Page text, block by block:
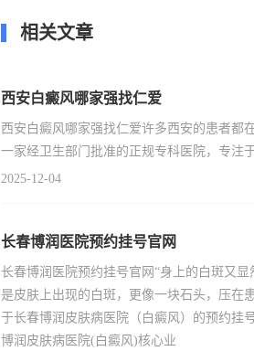
相关文章
西安白癜风哪家强找仁爱
西安白癜风哪家强找仁爱许多西安的患者都
一家经卫生部门批准的正规专科医院，专注
2025-12-04
长春博润医院预约挂号官网
长春博润医院预约挂号官网“身上的白斑又
是皮肤上出现的白斑，更像一块石头，压在
于长春博润皮肤病医院（白癜风）的预约挂
博润皮肤病医院(白癜风)核心业